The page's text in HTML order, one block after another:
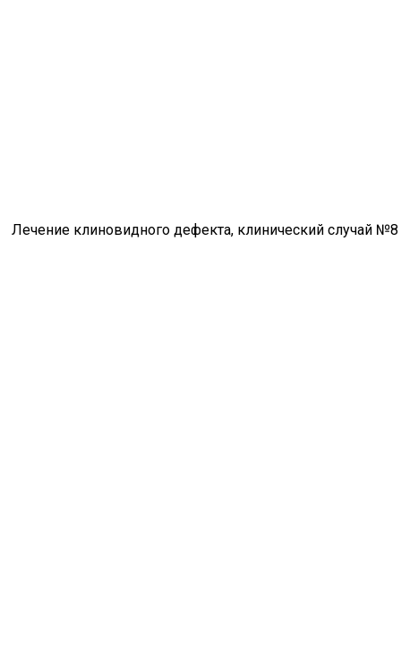
Лечение клиновидного дефекта, клинический случай №8